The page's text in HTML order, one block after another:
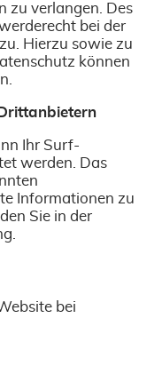
zu verlangen. Des
bei der
Hierzu sowie zu
können
Ihr Surf-
werden. Das
Informationen zu
Sie in der
bei